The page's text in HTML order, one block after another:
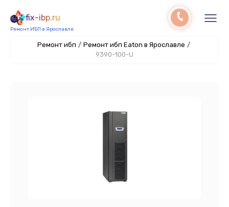
fix-ibp.ru
Ремонт ИБП в Ярославле
Ремонт ибп / Ремонт ибп Eaton в Ярославле /
9390-100-U